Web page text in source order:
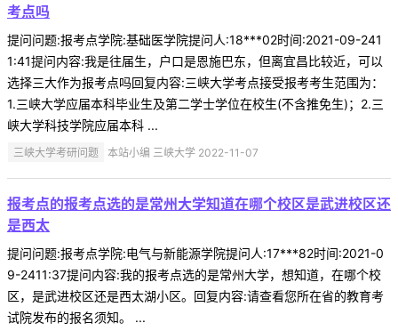
考点吗
提问问题:报考点学院:基础医学院提问人:18***02时间:2021-09-241
1:41提问内容:我是往届生，户口是恩施巴东，但离宜昌比较近，可以
选择三大作为报考点吗回复内容:三峡大学考点接受报考考生范围为：
1.三峡大学应届本科毕业生及第二学士学位在校生(不含推免生)；2.三
峡大学科技学院应届本科 ...
三峡大学考研问题 本站小编 三峡大学 2022-11-07
报考点的报考点选的是常州大学知道在哪个校区是武进校区还
是西太
提问问题:报考点学院:电气与新能源学院提问人:17***82时间:2021-0
9-2411:37提问内容:我的报考点选的是常州大学，想知道，在哪个校
区，是武进校区还是西太湖小区。回复内容:请查看您所在省的教育考
试院发布的报名须知。 ...